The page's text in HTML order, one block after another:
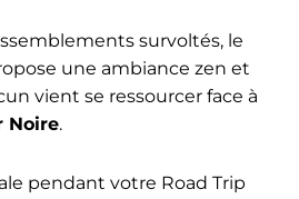
survoltés, le
une ambiance zen et
vient se ressourcer face à
Noire.
pendant votre Road Trip